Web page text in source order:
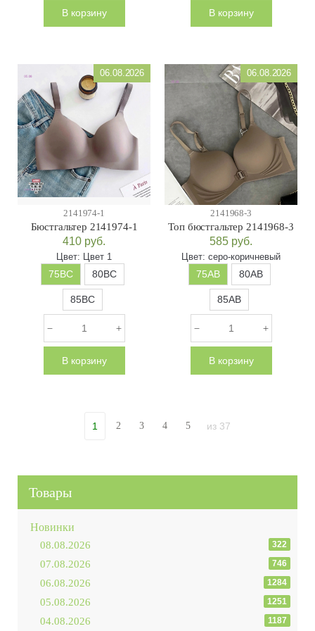
В корзину В корзину
06.08.2026
2141974-1
Бюстгальтер 2141974-1
410 руб.
Цвет: Цвет 1
75BC 80BC
85BC
В корзину
06.08.2026
2141968-3
Топ бюстгальтер 2141968-3
585 руб.
Цвет: серо-коричневый
75АВ 80АВ
85АВ
В корзину
1 2 3 4 5 из 37
Товары
Новинки
08.08.2026 322
07.08.2026 746
06.08.2026 1284
05.08.2026 1251
04.08.2026 1187